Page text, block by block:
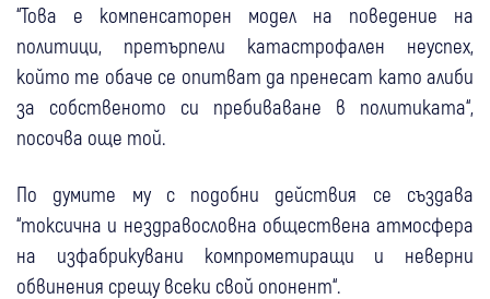
“Това е компенсаторен модел на поведение на
политици, претърпели катастрофален неуспех,
който те обаче се опитват да пренесат като алиби
за собственото си пребиваване в политиката“,
посочва още той.
По думите му с подобни действия се създава
“токсична и нездравословна обществена атмосфера
на изфабрикувани компрометиращи и неверни
обвинения срещу всеки свой опонент“.